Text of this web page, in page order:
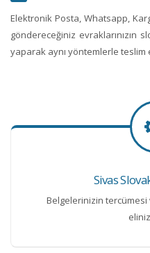
Elektronik Posta, Whatsapp,
göndereceğiniz evraklarınızın
yaparak aynı yöntemlerle teslim
Sivas
Belgelerinizin